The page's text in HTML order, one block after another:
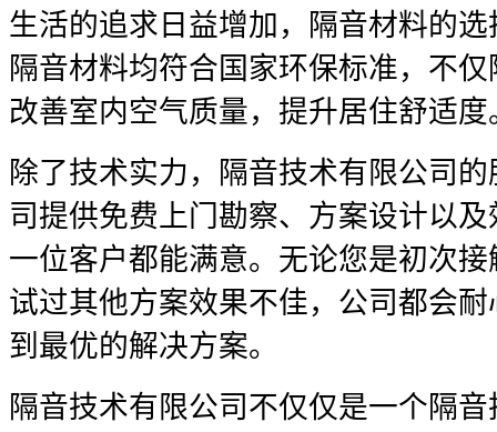
生活的追求日益增加，隔音材料的
隔音材料均符合国家环保标准，不
改善室内空气质量，提升居住舒适度
除了技术实力，隔音技术有限公司
司提供免费上门勘察、方案设计以
一位客户都能满意。无论您是初次
试过其他方案效果不佳，公司都会
到最优的解决方案。
隔音技术有限公司不仅仅是一个隔